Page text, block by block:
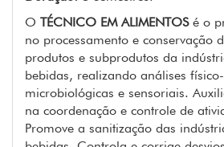
O TÉCNICO EM ALIMENTOSé o
no processamento e conservação
produtos e subprodutos da
bebidas, realizando análises
microbiológicas e sensoriais.
na coordenação e controle de
Promove a sanitização das